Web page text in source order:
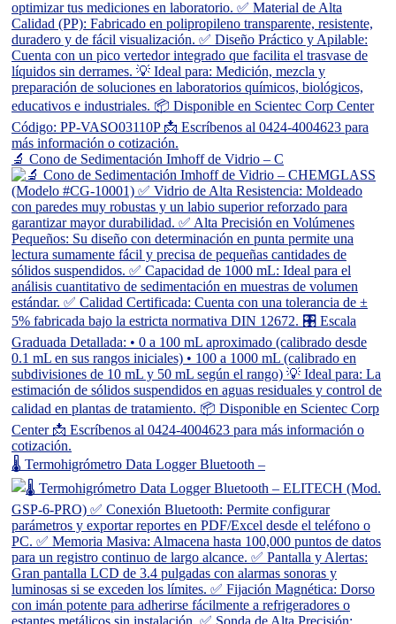
🔬 Cono de Sedimentación Imhoff de Vidrio – C
🌡️ Termohigrómetro Data Logger Bluetooth –